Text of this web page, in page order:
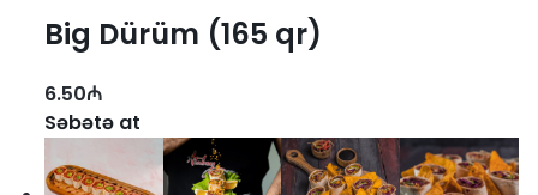
Big Dürüm (165 qr)
6.50₼
Səbətə at